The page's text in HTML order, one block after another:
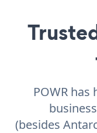
POWR
(besides